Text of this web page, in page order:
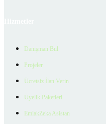
Danışman Bul
Projeler
Ücretsiz İlan Verin
Üyelik Paketleri
EmlakZeka Asistan